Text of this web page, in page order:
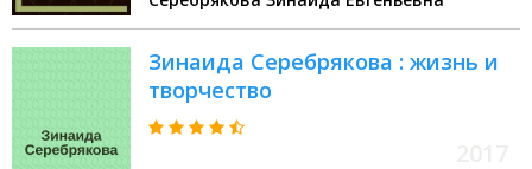
Зинаида Серебрякова : жизнь и
творчество